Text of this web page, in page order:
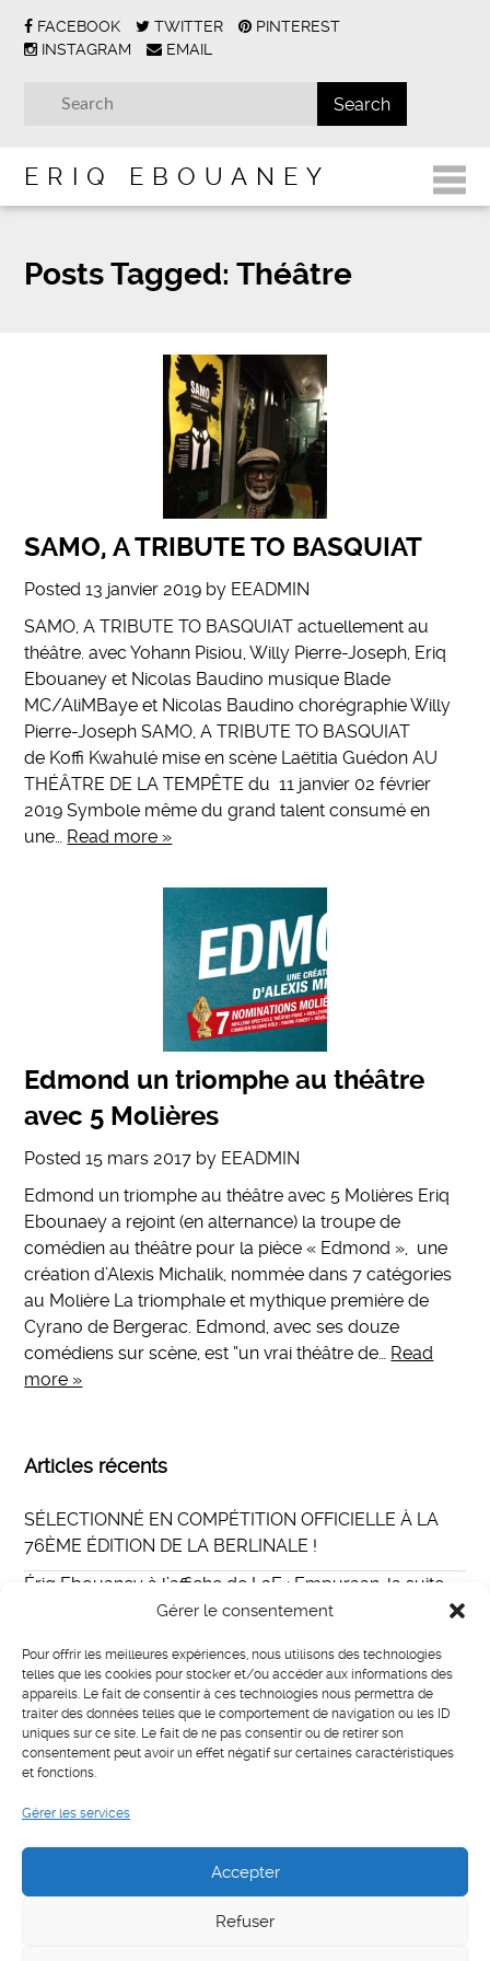
Gérer le consentement
Pour offrir les meilleures expériences, nous utilisons des technologies
telles que les cookies pour stocker et/ou accéder aux informations des
appareils. Le fait de consentir à ces technologies nous permettra de
traiter des données telles que le comportement de navigation ou les ID
uniques sur ce site. Le fait de ne pas consentir ou de retirer son
consentement peut avoir un effet négatif sur certaines caractéristiques
et fonctions.
Gérer les services
Accepter
Refuser
FACEBOOK TWITTER
PINTEREST
INSTAGRAM
EMAIL
ERIQ EBOUANEY
Posts Tagged: Théâtre
​SAMO, A TRIBUTE TO BASQUIAT
Posted13 janvier 2019 by EEADMIN
SAMO, A TRIBUTE TO BASQUIAT actuellement au
théâtre. avec Yohann Pisiou, Willy Pierre-Joseph, Eriq
Ebouaney et Nicolas Baudino musique Blade
MC/AliMBaye et Nicolas Baudino chorégraphie Willy
Pierre-Joseph ​SAMO, A TRIBUTE TO BASQUIAT
de Koffi Kwahulé mise en scène Laëtitia Guédon AU
THÉÂTRE DE LA TEMPÊTE du 11 janvier 02 février
2019 Symbole même du grand talent consumé en
une… Read more »
Edmond un triomphe au théâtre
avec 5 Molières
Posted15 mars 2017 by EEADMIN
Edmond un triomphe au théâtre avec 5 Molières Eriq
Ebounaey a rejoint (en alternance) la troupe de
comédien au théâtre pour la pièce « Edmond », une
création d’Alexis Michalik, nommée dans 7 catégories
au Molière La triomphale et mythique première de
Cyrano de Bergerac. Edmond, avec ses douze
comédiens sur scène, est “un vrai théâtre de… Read
more »
Articles récents
SÉLECTIONNÉ EN COMPÉTITION OFFICIELLE À LA
76ÈME ÉDITION DE LA BERLINALE !
Ériq Ebouaney à l’affiche de L2E : Empuraan, la suite
du film indien Lucifer au casting international
Eriq Ebouaney incarne Fallou dans The Walking Dead :
Daryl Dixon
MISTER E PARIS
LIAISON
Catégories